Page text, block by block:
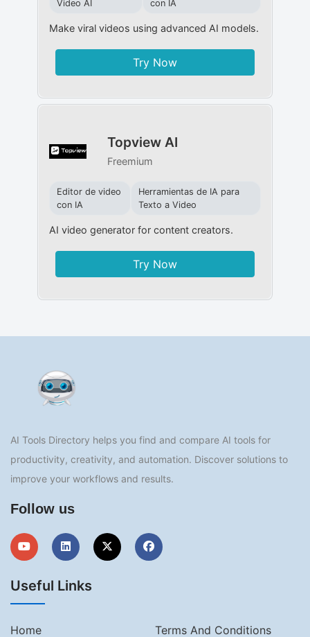
Video AI
con IA
Make viral videos using advanced AI models.
Try Now
Topview AI
Freemium
Editor de video
con IA
Herramientas de IA para
Texto a Video
AI video generator for content creators.
Try Now
AI Tools Directory helps you find and compare AI tools for
productivity, creativity, and automation. Discover solutions to
improve your workflows and results.
Follow us
Useful Links
Home Terms And Conditions